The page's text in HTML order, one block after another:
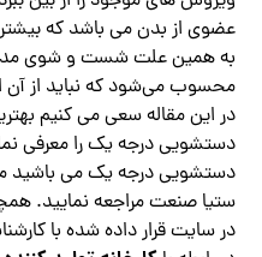
عضوی از بدن می باشد که
به همین علت شست و شوی
محسوب می‌شود که نباید از آن
در این مقاله سعی می کنیم
دستشویی درجه یک را معرفی
دستشویی درجه یک می باشید
ستیا صنعت مراجعه نمایید.
در سایت قرار داده شده با